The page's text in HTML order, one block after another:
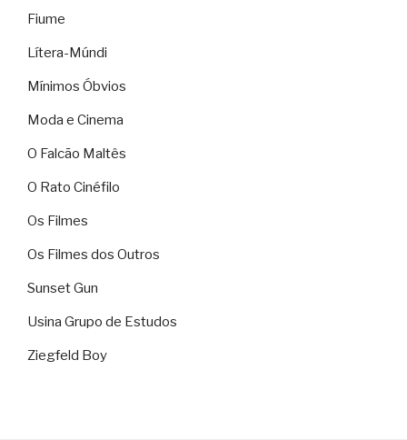
Fiume
Lítera-Múndi
Mínimos Óbvios
Moda e Cinema
O Falcão Maltês
O Rato Cinéfilo
Os Filmes
Os Filmes dos Outros
Sunset Gun
Usina Grupo de Estudos
Ziegfeld Boy